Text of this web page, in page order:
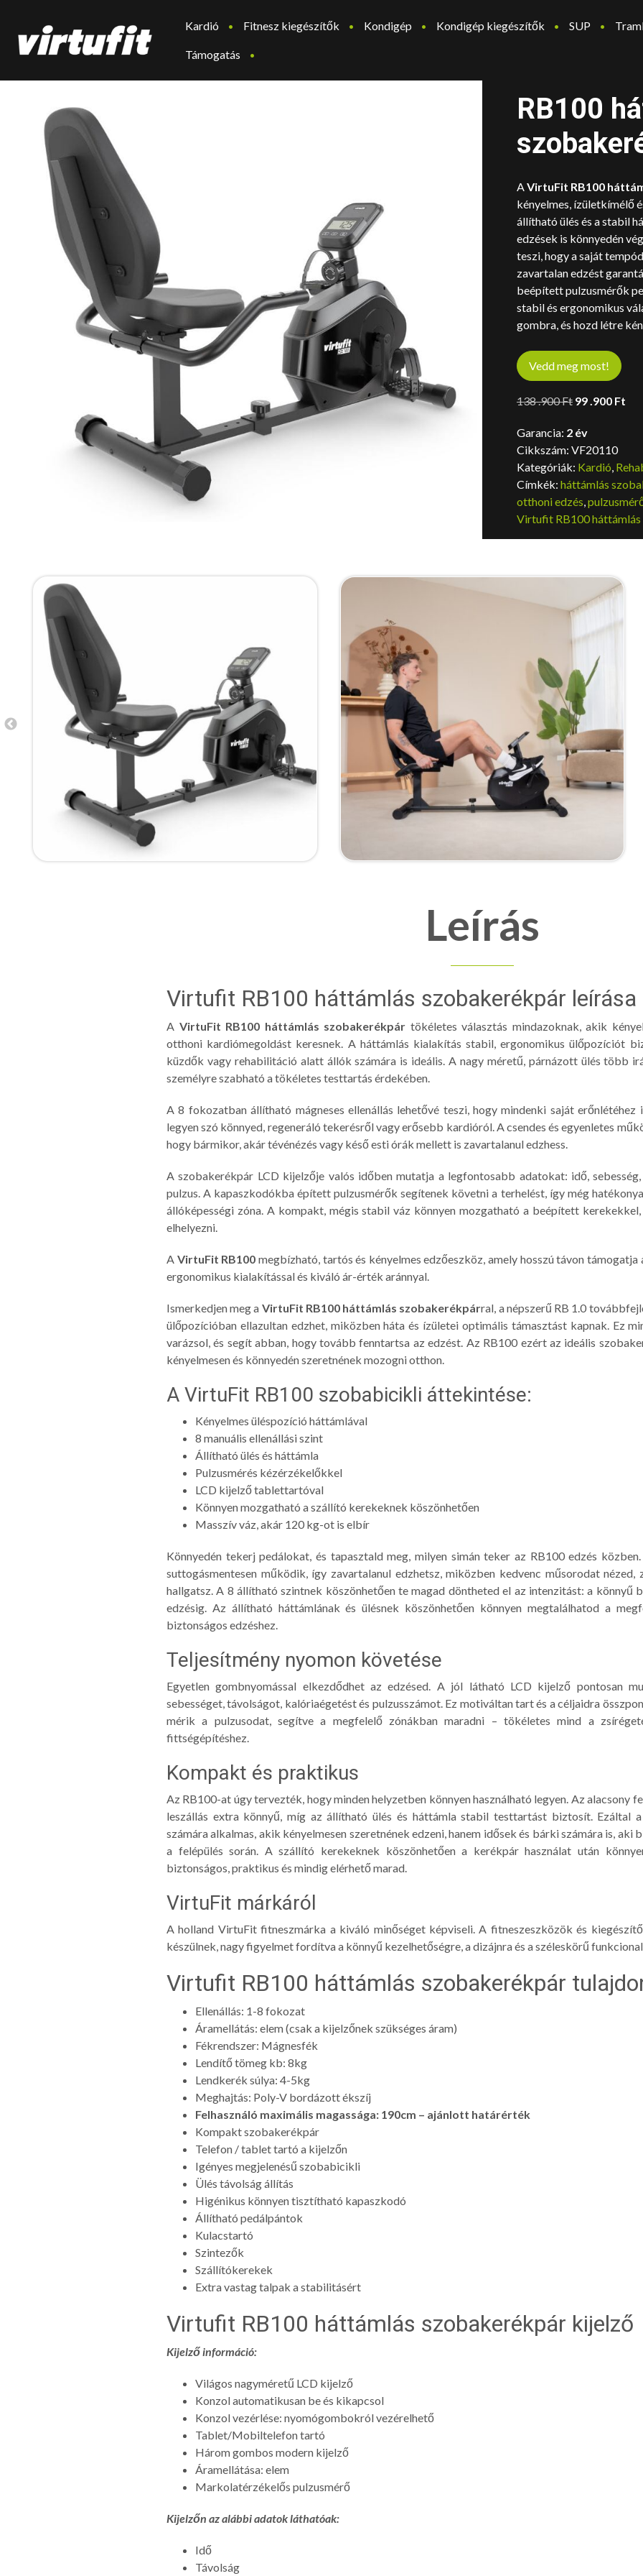
Kardió Fitnesz kiegészítők Kondigép Kondigép kiegészítők SUP
Támogatás
RB100
AVirtuFit RB100
kényelmes, ízületkímélő
állítható ülés és a stabil
edzések is könnyedén
teszi, hogy a saját
zavartalan edzést
beépített pulzusmérők
stabil és ergonomikus
gombra, és hozd létre
Vedd meg most!
138 .900Ft Original
was:
138
.900 Ft.
99 .900 Ft
Garancia: 2 év
Cikkszám: VF20110
Kategóriák: Kardió,
Címkék: háttámlás
otthoni edzés,
Virtufit RB100
Leírás
Virtufit RB100 háttámlás szobakerékpár leírása
A VirtuFit RB100 háttámlás szobakerékpár tökéletes választás mindazoknak, akik
otthoni kardiómegoldást keresnek. A háttámlás kialakítás stabil, ergonomikus ülőpozíciót
küzdők vagy rehabilitáció alatt állók számára is ideális. A nagy méretű, párnázott ülés több
személyre szabható a tökéletes testtartás érdekében.
A 8 fokozatban állítható mágneses ellenállás lehetővé teszi, hogy mindenki saját erőnlétéhez
legyen szó könnyed, regeneráló tekerésről vagy erősebb kardióról. A csendes és egyenletes
hogy bármikor, akár tévénézés vagy késő esti órák mellett is zavartalanul edzhess.
A szobakerékpár LCD kijelzője valós időben mutatja a legfontosabb adatokat: idő,
pulzus. A kapaszkodókba épített pulzusmérők segítenek követni a terhelést, így még
állóképességi zóna. A kompakt, mégis stabil váz könnyen mozgatható a beépített
elhelyezni.
A VirtuFit RB100 megbízható, tartós és kényelmes edzőeszköz, amely hosszú távon
ergonomikus kialakítással és kiváló ár-érték aránnyal.
Ismerkedjen meg a VirtuFit RB100 háttámlás szobakerékpárral, a népszerű RB 1.0
ülőpozícióban ellazultan edzhet, miközben háta és ízületei optimális támasztást kapnak. Ez
varázsol, és segít abban, hogy tovább fenntartsa az edzést. Az RB100 ezért az ideális
kényelmesen és könnyedén szeretnének mozogni otthon.
A VirtuFit RB100 szobabicikli áttekintése:
Kényelmes üléspozíció háttámlával
8 manuális ellenállási szint
Állítható ülés és háttámla
Pulzusmérés kézérzékelőkkel
LCD kijelző tablettartóval
Könnyen mozgatható a szállító kerekeknek köszönhetően
Masszív váz, akár 120 kg-ot is elbír
Könnyedén tekerj pedálokat, és tapasztald meg, milyen simán teker az RB100 edzés
suttogásmentesen működik, így zavartalanul edzhetsz, miközben kedvenc műsorodat
hallgatsz. A 8 állítható szintnek köszönhetően te magad döntheted el az intenzitást: a könnyű
edzésig. Az állítható háttámlának és ülésnek köszönhetően könnyen megtalálhatod a
biztonságos edzéshez.
Teljesítmény nyomon követése
Egyetlen gombnyomással elkezdődhet az edzésed. A jól látható LCD kijelző pontosan
sebességet, távolságot, kalóriaégetést és pulzusszámot. Ez motiváltan tart és a céljaidra
mérik a pulzusodat, segítve a megfelelő zónákban maradni – tökéletes mind a
fittségépítéshez.
Kompakt és praktikus
Az RB100-at úgy tervezték, hogy minden helyzetben könnyen használható legyen. Az alacsony
leszállás extra könnyű, míg az állítható ülés és háttámla stabil testtartást biztosít. Ezáltal
számára alkalmas, akik kényelmesen szeretnének edzeni, hanem idősek és bárki számára is, aki
a felépülés során. A szállító kerekeknek köszönhetően a kerékpár használat után
biztonságos, praktikus és mindig elérhető marad.
VirtuFit márkáról
A holland VirtuFit fitneszmárka a kiváló minőséget képviseli. A fitneszeszközök és
készülnek, nagy figyelmet fordítva a könnyű kezelhetőségre, a dizájnra és a széleskörű
Virtufit RB100 háttámlás szobakerékpár
Ellenállás: 1-8 fokozat
Áramellátás: elem (csak a kijelzőnek szükséges áram)
Fékrendszer: Mágnesfék
Lendítő tömeg kb: 8kg
Lendkerék súlya: 4-5kg
Meghajtás: Poly-V bordázott ékszíj
Felhasználó maximális magassága: 190cm – ajánlott határérték
Kompakt szobakerékpár
Telefon / tablet tartó a kijelzőn
Igényes megjelenésű szobabicikli
Ülés távolság állítás
Higénikus könnyen tisztítható kapaszkodó
Állítható pedálpántok
Kulacstartó
Szintezők
Szállítókerekek
Extra vastag talpak a stabilitásért
Virtufit RB100 háttámlás szobakerékpár kijelző
Kijelző információ:
Világos nagyméretű LCD kijelző
Konzol automatikusan be és kikapcsol
Konzol vezérlése: nyomógombokról vezérelhető
Tablet/Mobiltelefon tartó
Három gombos modern kijelző
Áramellátása: elem
Markolatérzékelős pulzusmérő
Kijelzőn az alábbi adatok láthatóak:
Idő
Távolság